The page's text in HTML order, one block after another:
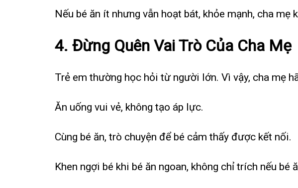
Nếu bé ăn ít nhưng vẫn hoạt bát, khỏe mạnh, cha mẹ
4. Đừng Quên Vai Trò Của Cha Mẹ
Trẻ em thường học hỏi từ người lớn. Vì vậy, cha mẹ
Ăn uống vui vẻ, không tạo áp lực.
Cùng bé ăn, trò chuyện để bé cảm thấy được kết nối.
Khen ngợi bé khi bé ăn ngoan, không chỉ trích nếu bé